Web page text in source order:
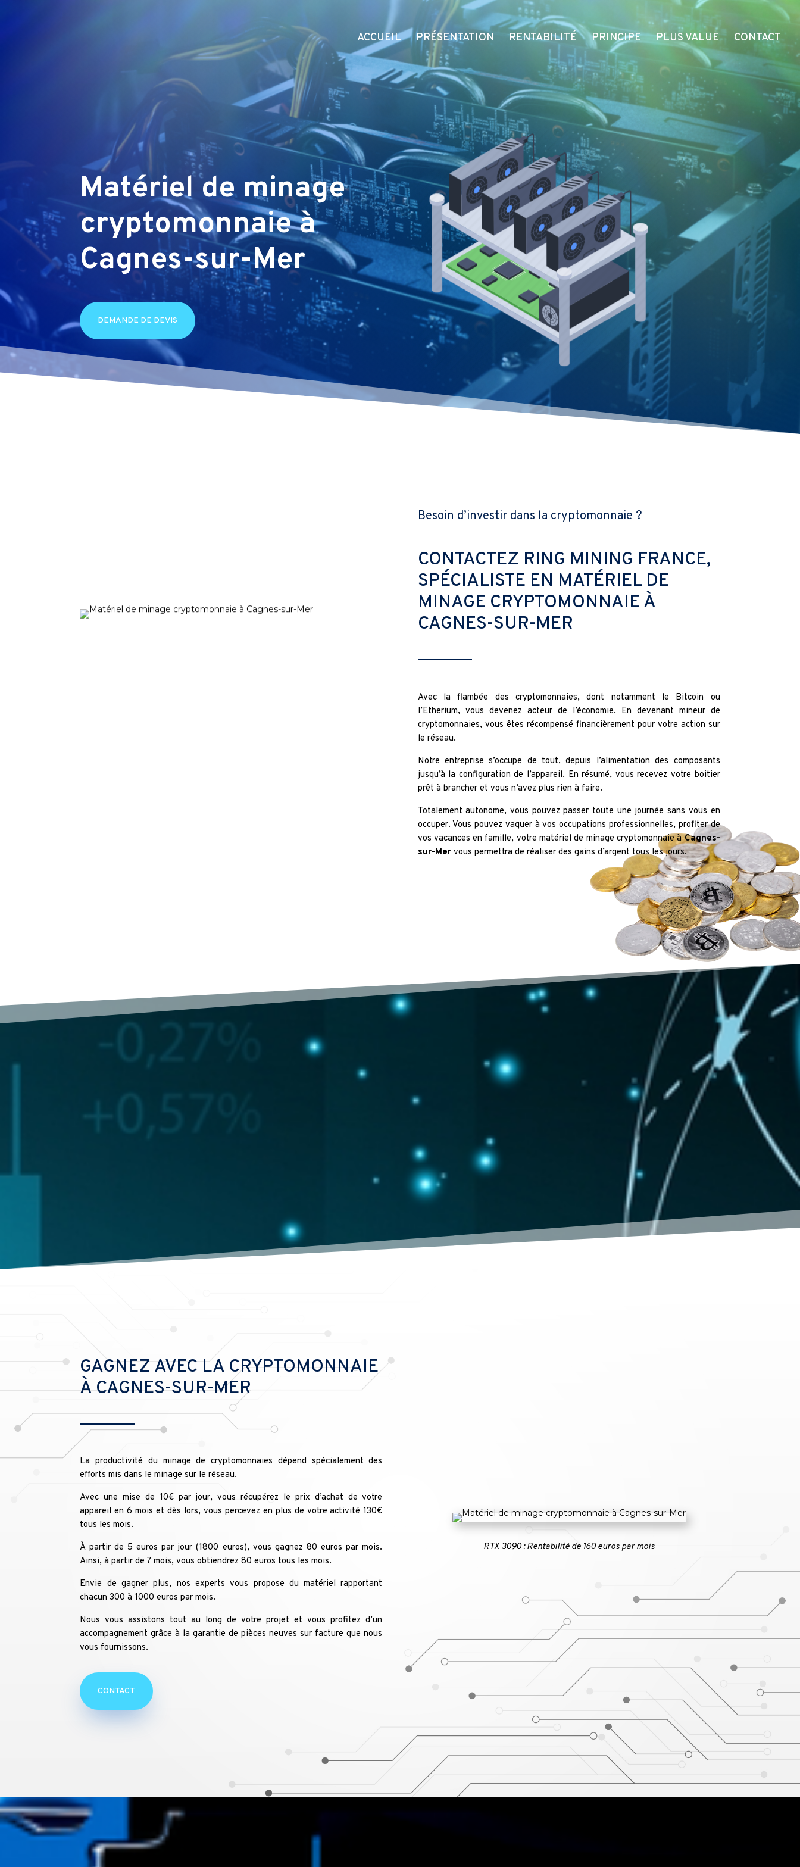
ACCUEIL PRÉSENTATION RENTABILITÉ PRINCIPE PLUS VALUE CONTACT
Matériel de minage
cryptomonnaie à
Cagnes-sur-Mer
DEMANDE DE DEVIS
Besoin d’investir dans la cryptomonnaie ?
CONTACTEZ RING MINING FRANCE,
SPÉCIALISTE EN MATÉRIEL DE
MINAGE CRYPTOMONNAIE À
CAGNES-SUR-MER
Avec la flambée des cryptomonnaies, dont notamment le Bitcoin ou
l’Etherium, vous devenez acteur de l’économie. En devenant mineur de
cryptomonnaies, vous êtes récompensé financièrement pour votre action sur
le réseau.
Notre entreprise s’occupe de tout, depuis l’alimentation des composants
jusqu’à la configuration de l’appareil. En résumé, vous recevez votre boitier
prêt à brancher et vous n’avez plus rien à faire.
Totalement autonome, vous pouvez passer toute une journée sans vous en
occuper. Vous pouvez vaquer à vos occupations professionnelles, profiter de
vos vacances en famille, votre matériel de minage cryptomonnaie àCagnes-
sur-Mervous permettra de réaliser des gains d’argent tous les jours.
GAGNEZ AVEC LA CRYPTOMONNAIE
À CAGNES-SUR-MER
La productivité du minage de cryptomonnaies dépend spécialement des
efforts mis dans le minage sur le réseau.
Avec une mise de 10€ par jour, vous récupérez le prix d’achat de votre
appareil en 6 mois et dès lors, vous percevez en plus de votre activité 130€
tous les mois.
À partir de 5 euros par jour (1800 euros), vous gagnez 80 euros par mois.
Ainsi, à partir de 7 mois, vous obtiendrez 80 euros tous les mois.
Envie de gagner plus, nos experts vous propose du matériel rapportant
chacun 300 à 1000 euros par mois.
Nous vous assistons tout au long de votre projet et vous profitez d’un
accompagnement grâce à la garantie de pièces neuves sur facture que nous
vous fournissons.
CONTACT
RTX 3090 : Rentabilité de 160 euros par mois